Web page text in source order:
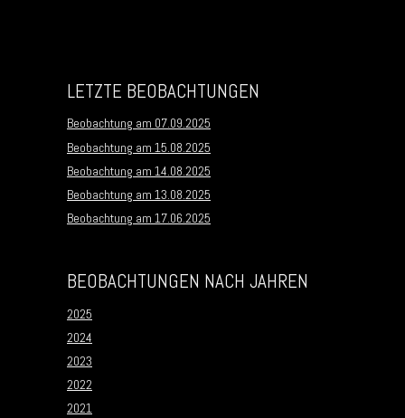
LETZTE BEOBACHTUNGEN
Beobachtung am 07.09.2025
Beobachtung am 15.08.2025
Beobachtung am 14.08.2025
Beobachtung am 13.08.2025
Beobachtung am 17.06.2025
BEOBACHTUNGEN NACH JAHREN
2025
2024
2023
2022
2021